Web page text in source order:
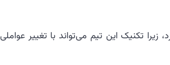
تکنیک این تیم می‌تواند با تغییر عواملی